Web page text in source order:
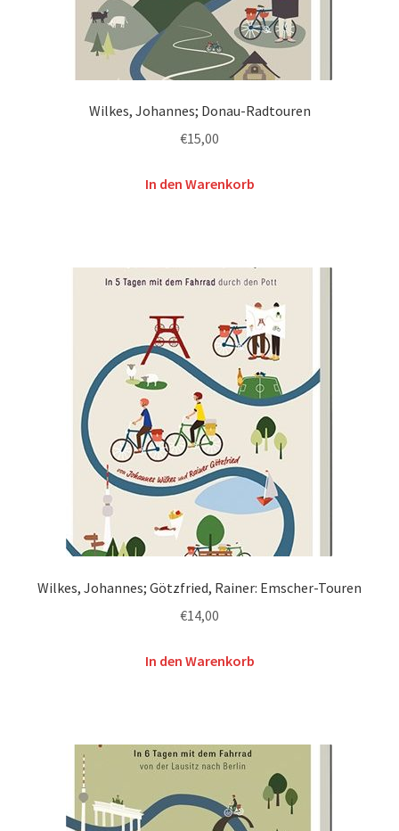
Wilkes, Johannes; Donau-Radtouren
€15,00
In den Warenkorb
Wilkes, Johannes; Götzfried, Rainer: Emscher-Touren
€14,00
In den Warenkorb